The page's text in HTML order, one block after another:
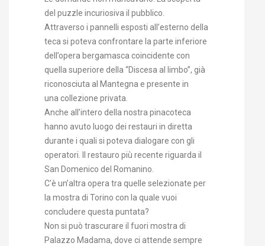
del puzzle incuriosiva il pubblico.
Attraverso i pannelli esposti all’esterno della
teca si poteva confrontare la parte inferiore
dell’opera bergamasca coincidente con
quella superiore della “Discesa al limbo”, già
riconosciuta al Mantegna e presente in
una collezione privata.
Anche all’intero della nostra pinacoteca
hanno avuto luogo dei restauri in diretta
durante i quali si poteva dialogare con gli
operatori. Il restauro più recente riguarda il
San Domenico del Romanino.
C’è un’altra opera tra quelle selezionate per
la mostra di Torino con la quale vuoi
concludere questa puntata?
Non si può trascurare il fuori mostra di
Palazzo Madama, dove ci attende sempre